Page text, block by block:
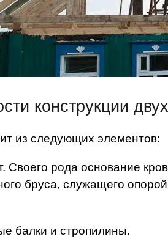
конструкции
из следующих элементов:
Своего рода основание
бруса, служащего
балки и стропилины.